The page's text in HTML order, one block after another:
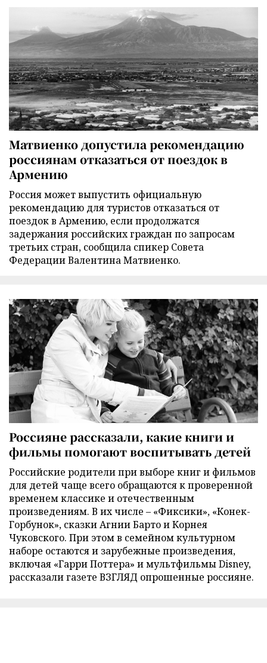
Матвиенко допустила рекомендацию
россиянам отказаться от поездок в
Армению
Россия может выпустить официальную
рекомендацию для туристов отказаться от
поездок в Армению, если продолжатся
задержания российских граждан по запросам
третьих стран, сообщила спикер Совета
Федерации Валентина Матвиенко.
Россияне рассказали, какие книги и
фильмы помогают воспитывать детей
Российские родители при выборе книг и фильмов
для детей чаще всего обращаются к проверенной
временем классике и отечественным
произведениям. В их числе – «Фиксики», «Конек-
Горбунок», сказки Агнии Барто и Корнея
Чуковского. При этом в семейном культурном
наборе остаются и зарубежные произведения,
включая «Гарри Поттера» и мультфильмы Disney,
рассказали газете ВЗГЛЯД опрошенные россияне.